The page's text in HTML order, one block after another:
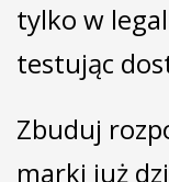
tylko w
testując
Zbuduj
marki już